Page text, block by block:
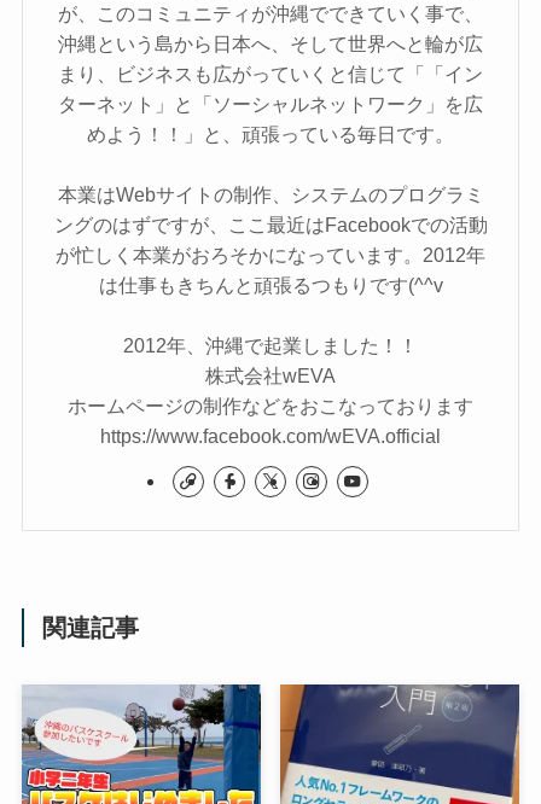
が、このコミュニティが沖縄でできていく事で、
沖縄という島から日本へ、そして世界へと輪が広
まり、ビジネスも広がっていくと信じて「「イン
ターネット」と「ソーシャルネットワーク」を広
めよう！！」と、頑張っている毎日です。
本業はWebサイトの制作、システムのプログラミ
ングのはずですが、ここ最近はFacebookでの活動
が忙しく本業がおろそかになっています。2012年
は仕事もきちんと頑張るつもりです(^^v
2012年、沖縄で起業しました！！
株式会社wEVA
ホームページの制作などをおこなっております
https://www.facebook.com/wEVA.official
関連記事